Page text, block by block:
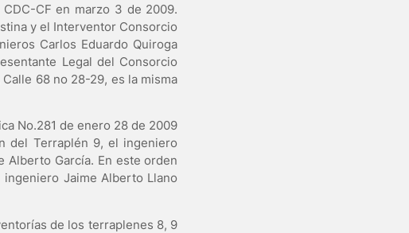
CF en marzo 3 de 2009.
y el Interventor Consorcio
Carlos Eduardo Quiroga
Legal del Consorcio
68 no 28-29, es la misma
No.281 de enero 28 de 2009
del Terraplén 9, el ingeniero
Alberto García. En este orden
Jaime Alberto Llano
de los terraplenes 8, 9